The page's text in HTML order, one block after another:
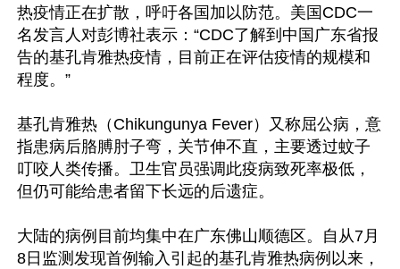
热疫情正在扩散，呼吁各国加以防范。美国CDC一
名发言人对彭博社表示：“CDC了解到中国广东省报
告的基孔肯雅热疫情，目前正在评估疫情的规模和
程度。”
基孔肯雅热（Chikungunya Fever）又称屈公病，意
指患病后胳膊肘子弯，关节伸不直，主要透过蚊子
叮咬人类传播。卫生官员强调此疫病致死率极低，
但仍可能给患者留下长远的后遗症。
大陆的病例目前均集中在广东佛山顺德区。自从7月
8日监测发现首例输入引起的基孔肯雅热病例以来，